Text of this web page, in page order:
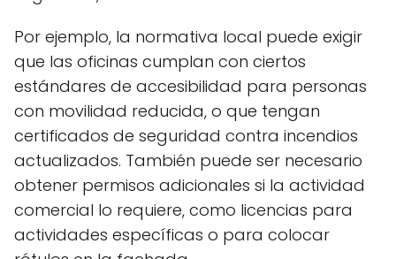
Por ejemplo, la normativa local puede exigir
que las oficinas cumplan con ciertos
estándares de accesibilidad para personas
con movilidad reducida, o que tengan
certificados de seguridad contra incendios
actualizados. También puede ser necesario
obtener permisos adicionales si la actividad
comercial lo requiere, como licencias para
actividades específicas o para colocar